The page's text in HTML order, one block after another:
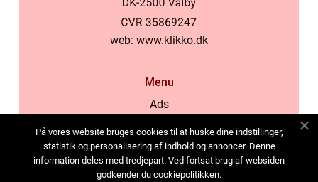
web: www.klikko.dk
Menu
Ads
Cookies
Contact
På vores website bruges cookies til at huske dine indstillinger,
statistik og personalisering af indhold og annoncer. Denne
information deles med tredjepart. Ved fortsat brug af websiden
godkender du cookiepolitikken.